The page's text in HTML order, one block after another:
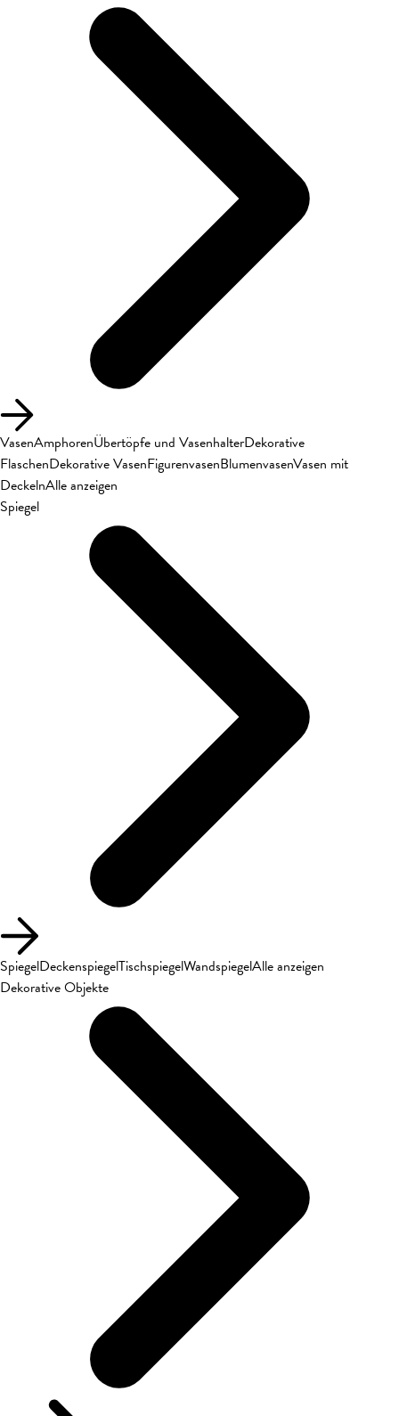
VasenAmphorenÜbertöpfe und VasenhalterDekorative
FlaschenDekorative VasenFigurenvasenBlumenvasenVasen mit
DeckelnAlle anzeigen
Spiegel
SpiegelDeckenspiegelTischspiegelWandspiegelAlle anzeigen
Dekorative Objekte